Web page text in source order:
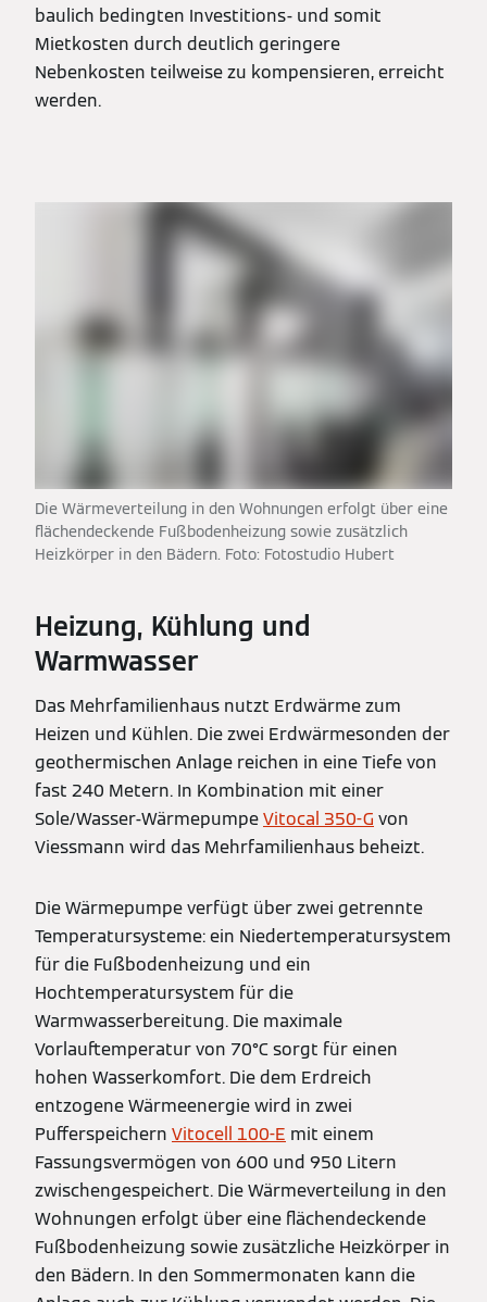
baulich bedingten Investitions- und somit
Mietkosten durch deutlich geringere
Nebenkosten teilweise zu kompensieren, erreicht
werden.
Die Wärmeverteilung in den Wohnungen erfolgt über eine
flächendeckende Fußbodenheizung sowie zusätzlich
Heizkörper in den Bädern. Foto: Fotostudio Hubert
Heizung, Kühlung und
Warmwasser
Das Mehrfamilienhaus nutzt Erdwärme zum
Heizen und Kühlen. Die zwei Erdwärmesonden der
geothermischen Anlage reichen in eine Tiefe von
fast 240 Metern. In Kombination mit einer
Sole/Wasser-WärmepumpeVitocal 350-G von
Viessmann wird das Mehrfamilienhaus beheizt.
Die Wärmepumpe verfügt über zwei getrennte
Temperatursysteme: ein Niedertemperatursystem
für die Fußbodenheizung und ein
Hochtemperatursystem für die
Warmwasserbereitung. Die maximale
Vorlauftemperatur von 70°C sorgt für einen
hohen Wasserkomfort. Die dem Erdreich
entzogene Wärmeenergie wird in zwei
Pufferspeichern Vitocell 100-E mit einem
Fassungsvermögen von 600 und 950 Litern
zwischengespeichert. Die Wärmeverteilung in den
Wohnungen erfolgt über eine flächendeckende
Fußbodenheizung sowie zusätzliche Heizkörper in
den Bädern. In den Sommermonaten kann die